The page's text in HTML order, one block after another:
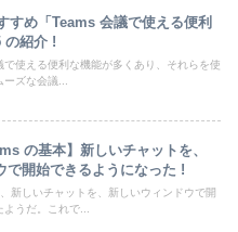
すめ「Teams 会議で使える便利
の紹介 !
使える便利な機能が多くあり、それらを使
ズな会議...
の基本】新しいチャットを、
で開始できるようになった !
新しいチャットを、新しいウィンドウで開
うだ。これで...